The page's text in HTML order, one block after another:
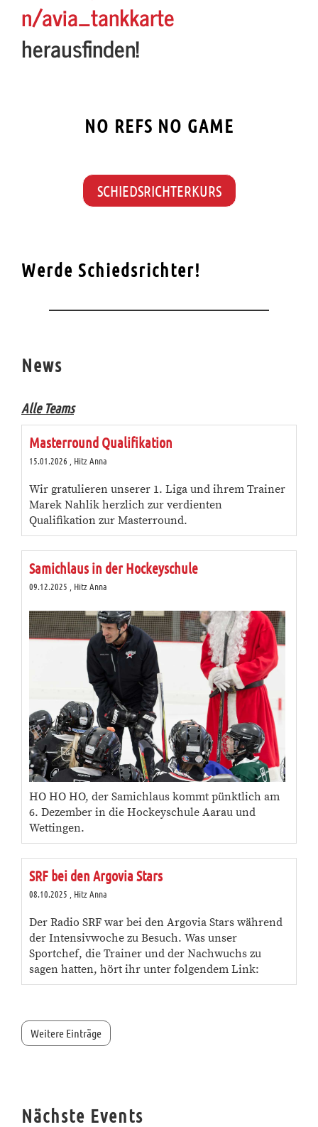
n/avia_tankkarte
herausfinden!
NO REFS NO GAME
SCHIEDSRICHTERKURS
Werde Schiedsrichter!
News
Alle Teams
Masterround Qualifikation
15.01.2026 , Hitz Anna
Wir gratulieren unserer 1. Liga und ihrem Trainer
Marek Nahlik herzlich zur verdienten
Qualifikation zur Masterround.
Samichlaus in der Hockeyschule
09.12.2025 , Hitz Anna
HO HO HO, der Samichlaus kommt pünktlich am
6. Dezember in die Hockeyschule Aarau und
Wettingen.
SRF bei den Argovia Stars
08.10.2025 , Hitz Anna
Der Radio SRF war bei den Argovia Stars während
der Intensivwoche zu Besuch. Was unser
Sportchef, die Trainer und der Nachwuchs zu
sagen hatten, hört ihr unter folgendem Link:
Weitere Einträge
Nächste Events